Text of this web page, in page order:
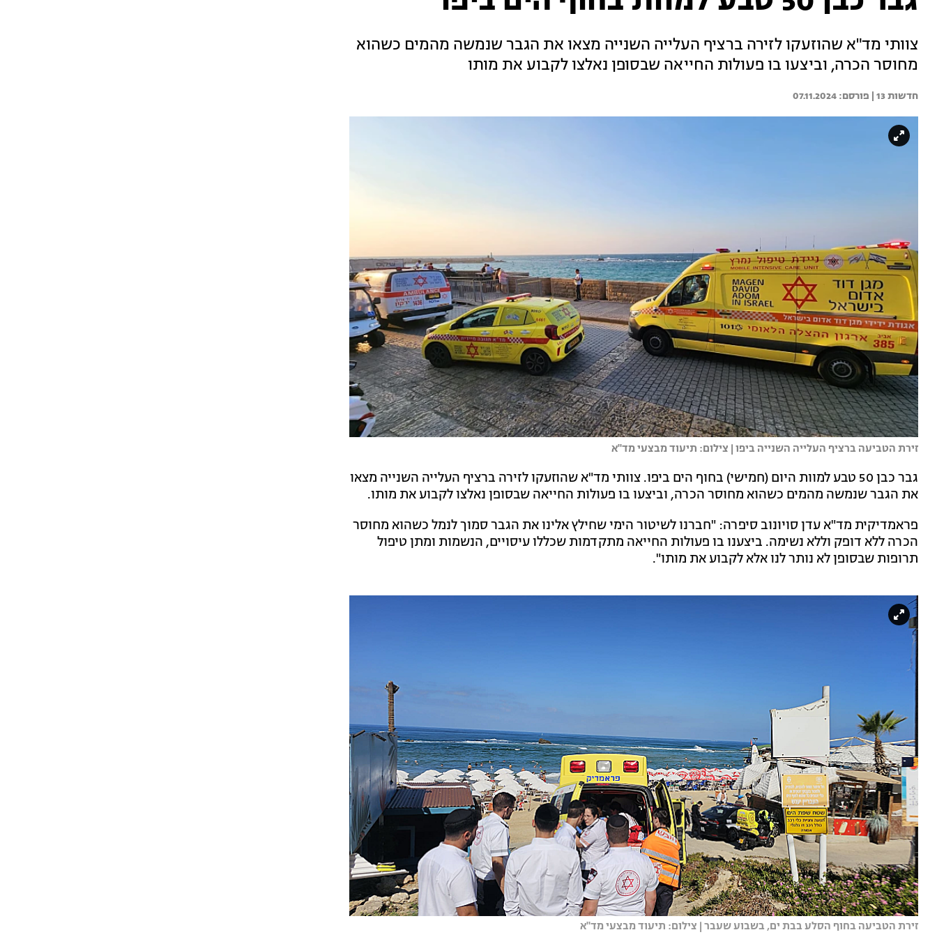
צוותי מד"א שהוזעקו לזירה ברציף העלייה השנייה מצאו את הגבר שנמשה מהמים כשהוא
מחוסר הכרה, וביצעו בו פעולות החייאה שבסופן נאלצו לקבוע את מותו
חדשות 13 | 07.11.2024
זירת הטביעה ברציף העלייה השנייה ביפו | צילום: תיעוד מבצעי מד"א
גבר כבן 50 טבע למוות היום (חמישי) בחוף הים ביפו. צוותי מד"א שהוזעקו לזירה ברציף העלייה השנייה מצאו
את הגבר שנמשה מהמים כשהוא מחוסר הכרה, וביצעו בו פעולות החייאה שבסופן נאלצו לקבוע את מותו.
פראמדיקית מד"א עדן סויונוב סיפרה: "חברנו לשיטור הימי שחילץ אלינו את הגבר סמוך לנמל כשהוא מחוסר
הכרה ללא דופק וללא נשימה. ביצענו בו פעולות החייאה מתקדמות שכללו עיסויים, הנשמות ומתן טיפול
תרופות שבסופן לא נותר לנו אלא לקבוע את מותו".
זירת הטביעה בחוף הסלע בבת ים, בשבוע שעבר | צילום: תיעוד מבצעי מד"א